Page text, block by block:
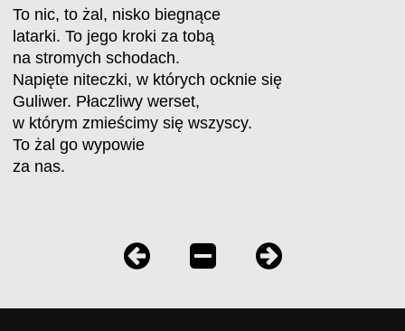
To nic, to żal, nisko biegnące
latarki. To jego kroki za tobą
na stromych schodach.
Napięte niteczki, w których ocknie się
Guliwer. Płaczliwy werset,
w którym zmieścimy się wszyscy.
To żal go wypowie
za nas.